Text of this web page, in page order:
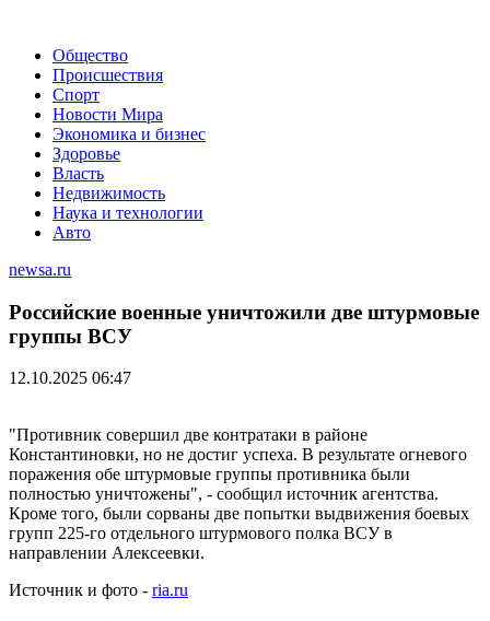
Общество
Происшествия
Спорт
Новости Мира
Экономика и бизнес
Здоровье
Власть
Недвижимость
Наука и технологии
Авто
newsa.ru
Российские военные уничтожили две штурмовые
группы ВСУ
12.10.2025 06:47
"Противник совершил две контратаки в районе
Константиновки, но не достиг успеха. В результате огневого
поражения обе штурмовые группы противника были
полностью уничтожены", - сообщил источник агентства.
Кроме того, были сорваны две попытки выдвижения боевых
групп 225-го отдельного штурмового полка ВСУ в
направлении Алексеевки.
Источник и фото - ria.ru